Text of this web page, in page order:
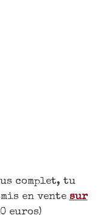
complet, tu
en vente sur
euros)